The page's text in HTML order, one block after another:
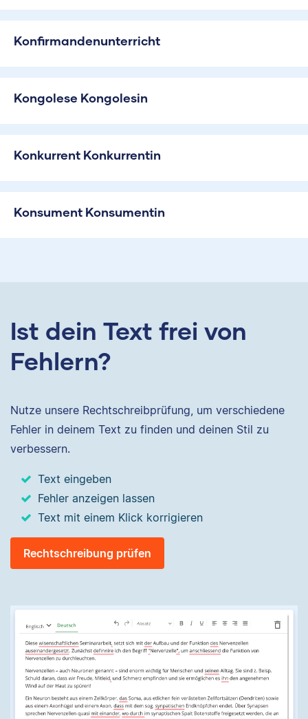
Konfirmandenunterricht
Kongolese Kongolesin
Konkurrent Konkurrentin
Konsument Konsumentin
Ist dein Text frei von
Fehlern?
Nutze unsere Rechtschreibprüfung, um verschiedene
Fehler in deinem Text zu finden und deinen Stil zu
verbessern.
Text eingeben
Fehler anzeigen lassen
Text mit einem Klick korrigieren
Rechtschreibung prüfen